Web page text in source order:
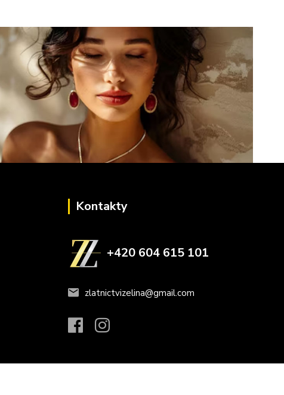
Kontakty
+420 604 615 101
zlatnictvizelina@gmail.com